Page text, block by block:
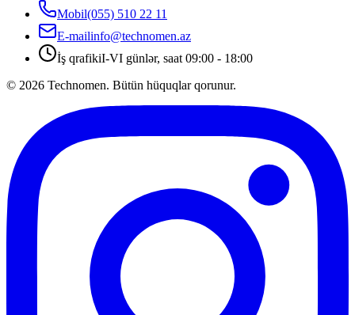
Mobil(055) 510 22 11
E-mailinfo@technomen.az
İş qrafikiI-VI günlər, saat 09:00 - 18:00
© 2026 Technomen. Bütün hüquqlar qorunur.